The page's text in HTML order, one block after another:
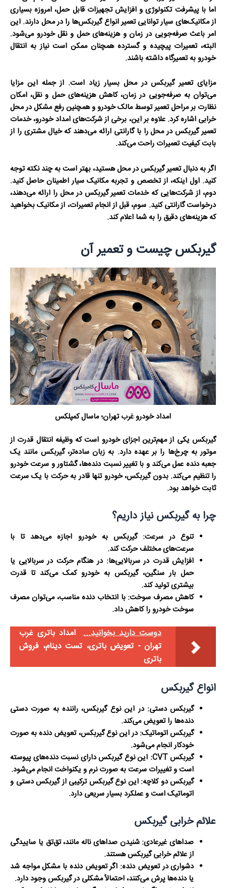
اما با پیشرفت تکنولوژی و افزایش تجهیزات قابل حمل، امروزه بسیاری
از مکانیک‌های سیار توانایی تعمیر انواع گیربکس‌ها را در محل دارند. این
امر باعث صرفه‌جویی در زمان و هزینه‌های حمل و نقل خودرو می‌شود.
البته، تعمیرات پیچیده و گسترده همچنان ممکن است نیاز به انتقال
خودرو به تعمیرگاه داشته باشند.
مزایای تعمیر گیربکس در محل بسیار زیاد است. از جمله این مزایا
می‌توان به صرفه‌جویی در زمان، کاهش هزینه‌های حمل و نقل، امکان
نظارت بر مراحل تعمیر توسط مالک خودرو و همچنین رفع مشکل در محل
خرابی اشاره کرد. علاوه بر این، برخی از شرکت‌های امداد خودرو، خدمات
تعمیر گیربکس در محل را با گارانتی ارائه می‌دهند که خیال مشتری را از
بابت کیفیت تعمیرات راحت می‌کند.
اگر به دنبال تعمیر گیربکس در محل هستید، بهتر است به چند نکته توجه
کنید. اول اینکه، از تخصص و تجربه مکانیک سیار اطمینان حاصل کنید.
دوم، از شرکت‌هایی که خدمات تعمیر گیربکس در محل را ارائه می‌دهند،
درخواست گارانتی کنید. سوم، قبل از انجام تعمیرات، از مکانیک بخواهید
که هزینه‌های دقیق را به شما اعلام کند.
گیربکس چیست و تعمیر آن
امداد خودرو غرب تهران؛ ماسال کمپلکس
گیربکس یکی از مهم‌ترین اجزای خودرو است که وظیفه انتقال قدرت از
موتور به چرخ‌ها را بر عهده دارد. به زبان ساده‌تر، گیربکس مانند یک
جعبه دنده عمل می‌کند و با تغییر نسبت دنده‌ها، گشتاور و سرعت خودرو
را تنظیم می‌کند. بدون گیربکس، خودرو تنها قادر به حرکت با یک سرعت
ثابت خواهد بود.
چرا به گیربکس نیاز داریم؟
تنوع در سرعت: گیربکس به خودرو اجازه می‌دهد تا با
سرعت‌های مختلف حرکت کند.
افزایش قدرت در سربالایی‌ها: در هنگام حرکت در سربالایی یا
حمل بار سنگین، گیربکس به خودرو کمک می‌کند تا قدرت
بیشتری تولید کند.
کاهش مصرف سوخت: با انتخاب دنده مناسب، می‌توان مصرف
سوخت خودرو را کاهش داد.
دوست دارید بخوانید... امداد باتری غرب
تهران - تعویض باتری، تست دینام، فروش
باتری
انواع گیربکس
گیربکس دستی: در این نوع گیربکس، راننده به صورت دستی
دنده‌ها را تعویض می‌کند.
گیربکس اتوماتیک:در این نوع گیربکس، تعویض دنده به صورت
خودکار انجام می‌شود.
گیربکس CVT:
این نوع گیربکس دارای نسبت دنده‌های پیوسته
است و تغییرات سرعت به صورت نرم و یکنواخت انجام می‌شود.
گیربکس دو کلاچه: این نوع گیربکس ترکیبی از گیربکس دستی و
اتوماتیک است و عملکرد بسیار سریعی دارد.
علائم خرابی گیربکس
صداهای غیرعادی: شنیدن صداهای ناله مانند، تق‌تق یا ساییدگی
از علائم خرابی گیربکس هستند.
دشواری در تعویض دنده: اگر تعویض دنده با مشکل مواجه شد
یا دنده‌ها پرش می‌کنند، احتمالاً مشکلی در گیربکس وجود دارد.